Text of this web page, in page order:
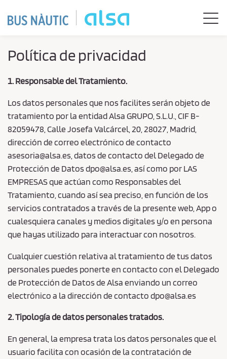
Política de privacidad
1. Responsable del Tratamiento.
Los datos personales que nos facilites serán objeto de
tratamiento por la entidad Alsa GRUPO, S.L.U., CIF B-
82059478, Calle Josefa Valcárcel, 20, 28027, Madrid,
dirección de correo electrónico de contacto
asesoria@alsa.es, datos de contacto del Delegado de
Protección de Datos dpo@alsa.es, así como por LAS
EMPRESAS que actúan como Responsables del
Tratamiento, cuando así sea preciso, en función de los
servicios contratados a través de la presente web, App o
cualesquiera canales y medios digitales y/o en persona
que hayas utilizado para interactuar con nosotros.
Cualquier cuestión relativa al tratamiento de tus datos
personales puedes ponerte en contacto con el Delegado
de Protección de Datos de Alsa enviando un correo
electrónico a la dirección de contacto dpo@alsa.es
2. Tipología de datos personales tratados.
En general, la empresa trata los datos personales que el
usuario facilita con ocasión de la contratación de